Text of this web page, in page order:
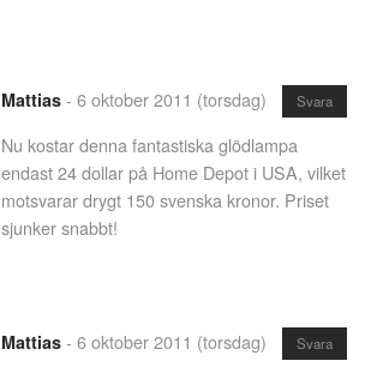
Svara
Mattias - 6 oktober 2011 (torsdag)
Nu kostar denna fantastiska glödlampa
endast 24 dollar på Home Depot i USA, vilket
motsvarar drygt 150 svenska kronor. Priset
sjunker snabbt!
Svara
Mattias - 6 oktober 2011 (torsdag)